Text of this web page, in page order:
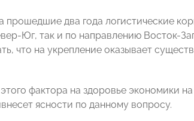
два года логистические
Юг, так и по направлению Восток-
что на укрепление оказывает
фактора на здоровье экономики
ясности по данному вопросу.